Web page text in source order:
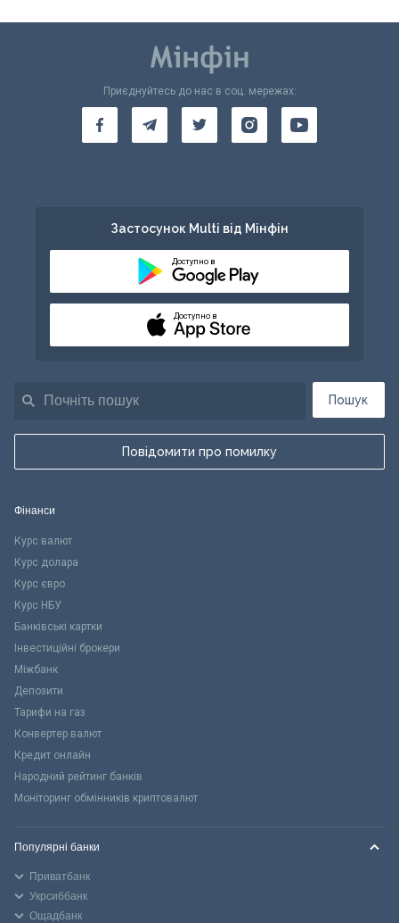
Пошук
Повідомити про помилку
Приєднуйтесь до нас в соц. мережах:
Застосунок Multi від Мінфін
Доступно в
Доступно в
Фінанси
Курс валют
Курс долара
Курс євро
Курс НБУ
Банківські картки
Інвестиційні брокери
Міжбанк
Депозити
Тарифи на газ
Конвертер валют
Кредит онлайн
Народний рейтинг банків
Моніторинг обмінників криптовалют
Популярні банки
Приватбанк
Укрсиббанк
Ощадбанк